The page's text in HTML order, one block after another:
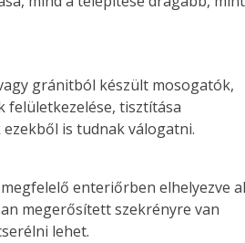
gránitból készült mosogatók,
felületkezelése, tisztítása
is tudnak válogatni.
enteriőrben elhelyezve
megerősített szekrényre van
lehet.